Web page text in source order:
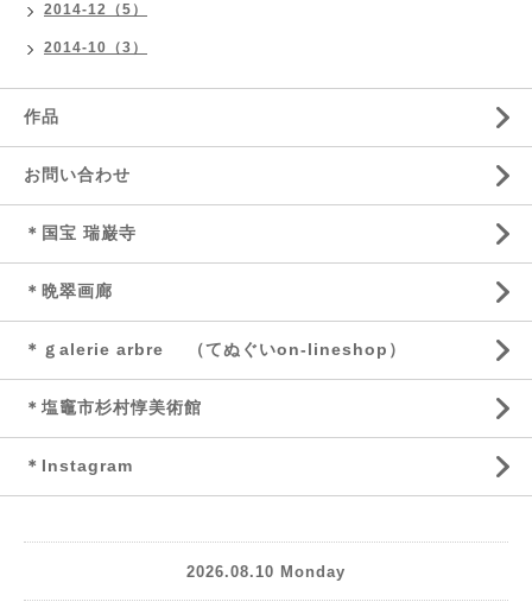
2014-12（5）
2014-10（3）
作品
お問い合わせ
＊国宝 瑞巌寺
＊晩翠画廊
＊ｇalerie arbre （てぬぐいon-lineshop）
＊塩竈市杉村惇美術館
＊Instagram
2026.08.10 Monday